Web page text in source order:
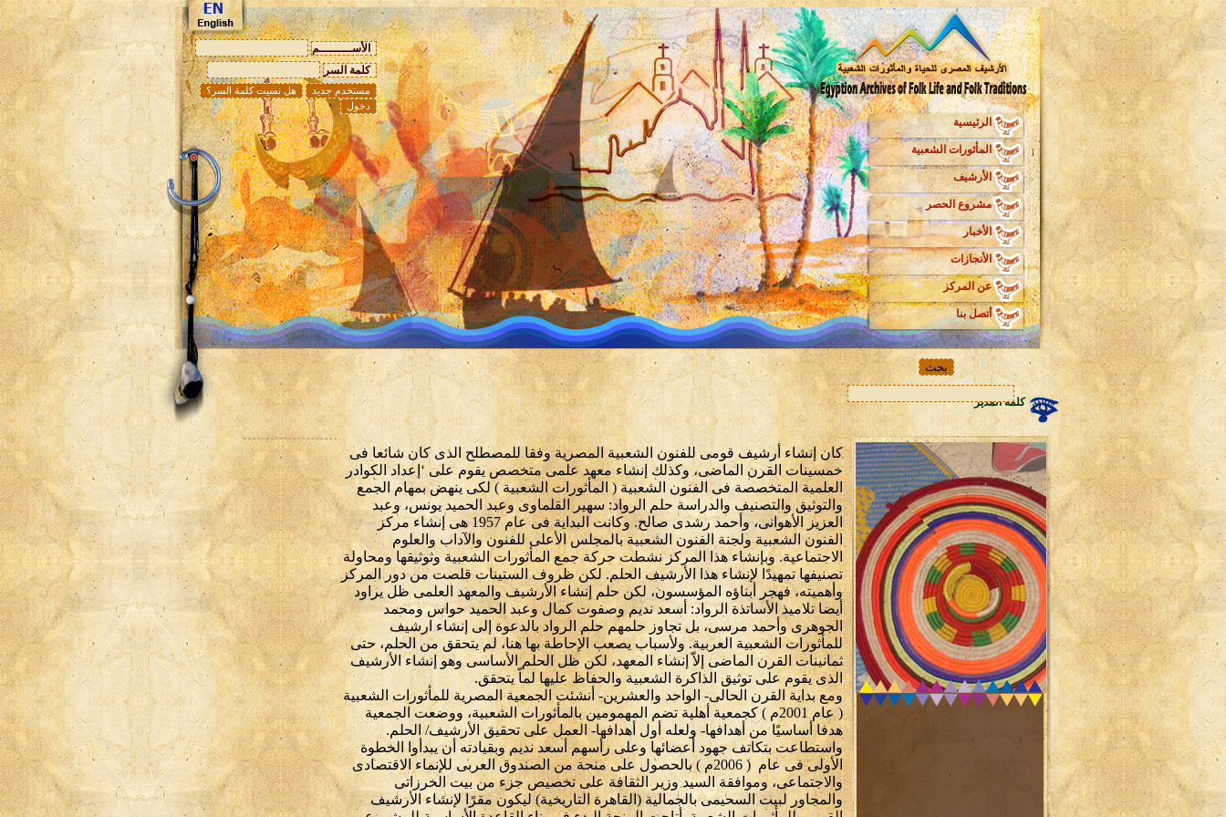
الأســـــــــم
كلمة السر
الرئيسية
المأثورات الشعبية
الأرشيف
مشروع الحصر
الأخبار
الأنجازات
عن المركز
أتصل بنا
كلمة المدير
كان إنشاء أرشيف قومى للفنون الشعبية المصرية وفقا للمصطلح الذى كان شائعا فى
خمسينات القرن الماضى، وكذلك إنشاء معهد علمى متخصص يقوم على ‘إعداد الكوادر
العلمية المتخصصة فى الفنون الشعبية ( المأثورات الشعبية ) لكى ينهض بمهام الجمع
والتوثيق والتصنيف والدراسة حلم الرواد: سهير القلماوى وعبد الحميد يونس، وعبد
العزيز الأهوانى، وأحمد رشدى صالح. وكانت البداية فى عام 1957 هى إنشاء مركز
الفنون الشعبية ولجنة الفنون الشعبية بالمجلس الأعلى للفنون والآداب والعلوم
الاجتماعية. وبإنشاء هذا المركز نشطت حركة جمع المأثورات الشعبية وثوثيقها ومحاولة
تصنيفها تمهيدًا لإنشاء هذا الأرشيف الحلم. لكن ظروف الستينات قلصت من دور المركز
وأهميته، فهجر أبناؤه المؤسسون، لكن حلم إنشاء الأرشيف والمعهد العلمى ظل يراود
أيضا تلاميذ الأساتذة الرواد: أسعد نديم وصفوت كمال وعبد الحميد حواس ومحمد
الجوهرى وأحمد مرسى، بل تجاوز حلمهم حلم الرواد بالدعوة إلى إنشاء ارشيف
للمأثورات الشعبية العربية. ولأسباب يصعب الإحاطة بها هنا، لم يتحقق من الحلم، حتى
ثمانينات القرن الماضى إلاّ إنشاء المعهد، لكن ظل الحلم الأساسى وهو إنشاء الأرشيف
الذى يقوم على توثيق الذاكرة الشعبية والحفاظ عليها لماّ يتحقق.
ومع بداية القرن الحالى- الواحد والعشرين- أنشئت الجمعية المصرية للمأثورات الشعبية
( عام 2001م ) كجمعية أهلية تضم المهمومين بالمأثورات الشعبية، ووضعت الجمعية
هدفا أساسيًا من أهدافها- ولعله أول أهدافها- العمل على تحقيق الأرشيف/ الحلم.
واستطاعت بتكاتف جهود أعضائها وعلى رأسهم أسعد نديم وبقيادته أن يبدأوا الخطوة
الأولى فى عام ( 2006م ) بالحصول على منحة من الصندوق العربى للإنماء الاقتصادى
والاجتماعى، وموافقة السيد وزير الثقافة على تخصيص جزء من بيت الخرزاتى
والمجاور لبيت السحيمى بالجمالية (القاهرة التاريخية) ليكون مقرًا لإنشاء الأرشيف